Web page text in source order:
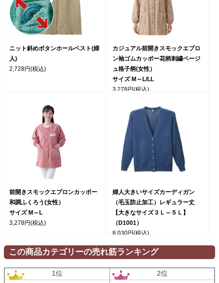
ニット斜めボタンホールベスト(婦
人)
2,728円(税込)
カジュアル前開きスモックエプロ
ン袖ゴムカッポー花柄刺繍ベージ
ュ格子柄(女性）
サイズ M～L/LL
3,278円(税込)
前開きスモックエプロンカッポー
和調ふくろう(女性）
サイズ M～L
3,278円(税込)
婦人大きいサイズカーディガン
（毛玉防止加工）レギュラー丈
【大きなサイズ３Ｌ～５Ｌ】
（D1001）
8,030円(税込)
この商品カテゴリーの売れ筋ランキング
1位 2位